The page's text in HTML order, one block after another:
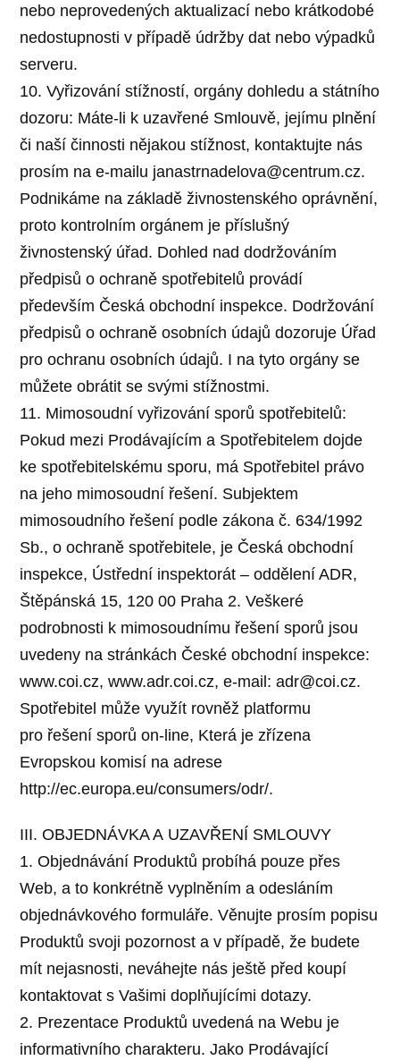
nebo neprovedených aktualizací nebo krátkodobé
nedostupnosti v případě údržby dat nebo výpadků
serveru.
10. Vyřizování stížností, orgány dohledu a státního
dozoru: Máte-li k uzavřené Smlouvě, jejímu plnění
či naší činnosti nějakou stížnost, kontaktujte nás
prosím na e-mailu janastrnadelova@centrum.cz.
Podnikáme na základě živnostenského oprávnění,
proto kontrolním orgánem je příslušný
živnostenský úřad. Dohled nad dodržováním
předpisů o ochraně spotřebitelů provádí
především Česká obchodní inspekce. Dodržování
předpisů o ochraně osobních údajů dozoruje Úřad
pro ochranu osobních údajů. I na tyto orgány se
můžete obrátit se svými stížnostmi.
11. Mimosoudní vyřizování sporů spotřebitelů:
Pokud mezi Prodávajícím a Spotřebitelem dojde
ke spotřebitelskému sporu, má Spotřebitel právo
na jeho mimosoudní řešení. Subjektem
mimosoudního řešení podle zákona č. 634/1992
Sb., o ochraně spotřebitele, je Česká obchodní
inspekce, Ústřední inspektorát – oddělení ADR,
Štěpánská 15, 120 00 Praha 2. Veškeré
podrobnosti k mimosoudnímu řešení sporů jsou
uvedeny na stránkách České obchodní inspekce:
www.coi.cz, www.adr.coi.cz, e-mail: adr@coi.cz.
Spotřebitel může využít rovněž platformu
pro řešení sporů on-line, Která je zřízena
Evropskou komisí na adrese
http://ec.europa.eu/consumers/odr/.
III. OBJEDNÁVKA A UZAVŘENÍ SMLOUVY
1. Objednávání Produktů probíhá pouze přes
Web, a to konkrétně vyplněním a odesláním
objednávkového formuláře. Věnujte prosím popisu
Produktů svoji pozornost a v případě, že budete
mít nejasnosti, neváhejte nás ještě před koupí
kontaktovat s Vašimi doplňujícími dotazy.
2. Prezentace Produktů uvedená na Webu je
informativního charakteru. Jako Prodávající